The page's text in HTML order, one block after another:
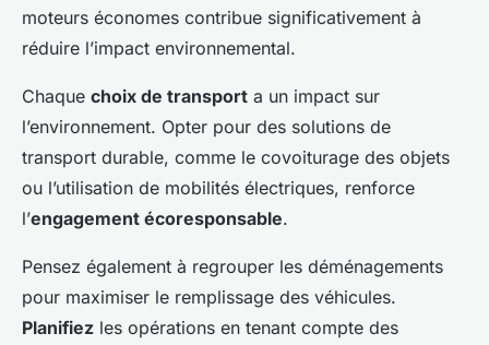
moteurs économes contribue significativement à
réduire l’impact environnemental.
Chaque choix de transport a un impact sur
l’environnement. Opter pour des solutions de
transport durable, comme le covoiturage des objets
ou l’utilisation de mobilités électriques, renforce
l’engagement écoresponsable.
Pensez également à regrouper les déménagements
pour maximiser le remplissage des véhicules.
Planifiez les opérations en tenant compte des